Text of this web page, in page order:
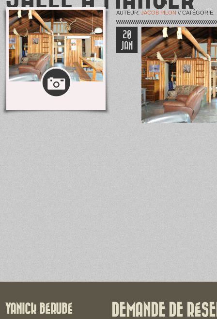
AUTEUR: JACOB PILON // CATÉGORIE:
20
JAN
YANICK BÉRUBÉ DEMANDE DE